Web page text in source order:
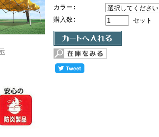
カラー:
購入数:
セット